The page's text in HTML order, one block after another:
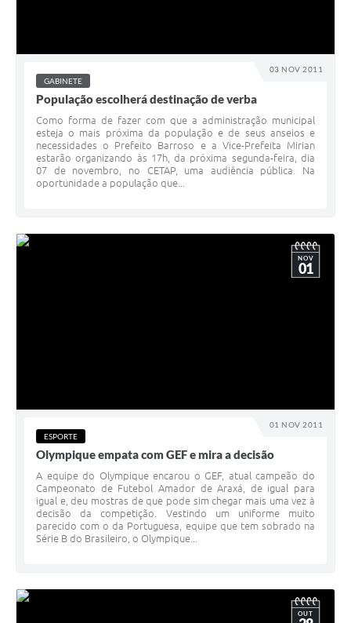
03 NOV 2011
GABINETE
População escolherá destinação de verba
Como forma de fazer com que a administração municipal
esteja o mais próxima da população e de seus anseios e
necessidades o Prefeito Barroso e a Vice-Prefeita Mirian
estarão organizando às 17h, da próxima segunda-feira, dia
07 de novembro, no CETAP, uma audiência pública. Na
oportunidade a população que...
01 NOV 2011
NOV
01
ESPORTE
Olympique empata com GEF e mira a decisão
A equipe do Olympique encarou o GEF, atual campeão do
Campeonato de Futebol Amador de Araxá, de igual para
igual e, deu mostras de que pode sim chegar mais uma vez à
decisão da competição. Vestindo um uniforme muito
parecido com o da Portuguesa, equipe que tem sobrado na
Série B do Brasileiro, o Olympique...
OUT